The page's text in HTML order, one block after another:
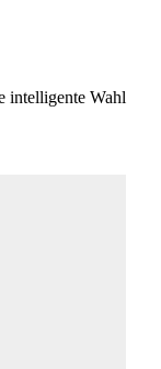
intelligente Wahl